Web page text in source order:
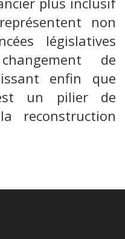
non
législatives
de
enfin que
un pilier de
reconstruction